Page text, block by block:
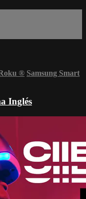
® Samsung Smart
Inglés